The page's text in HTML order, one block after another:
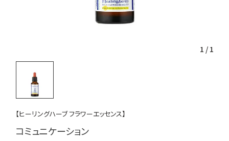
1 / 1
【ヒーリングハーブ フラワーエッセンス】
コミュニケーション